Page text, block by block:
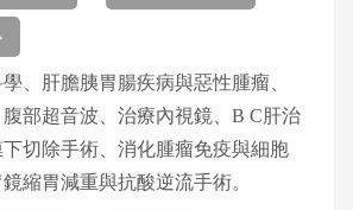
、肝膽胰胃腸疾病與惡性腫瘤、
部超音波、治療內視鏡、B C肝治
切除手術、消化腫瘤免疫與細胞
縮胃減重與抗酸逆流手術。